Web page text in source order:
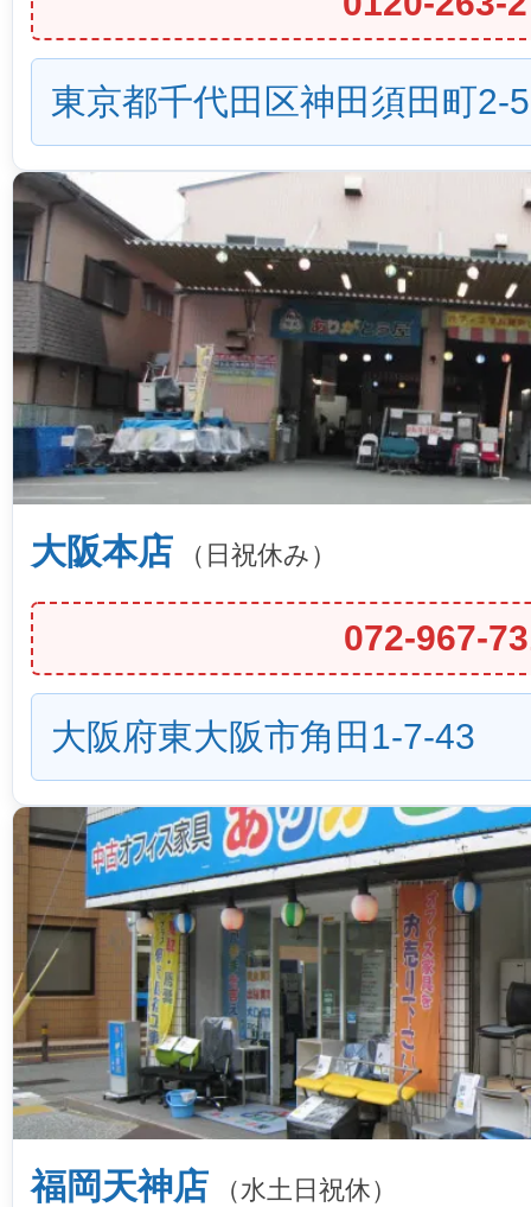
東京都千代田区神田須田町2-
大阪本店 （日祝休み）
072-967-
大阪府東大阪市角田1-7-43
福岡天神店 （水土日祝休）